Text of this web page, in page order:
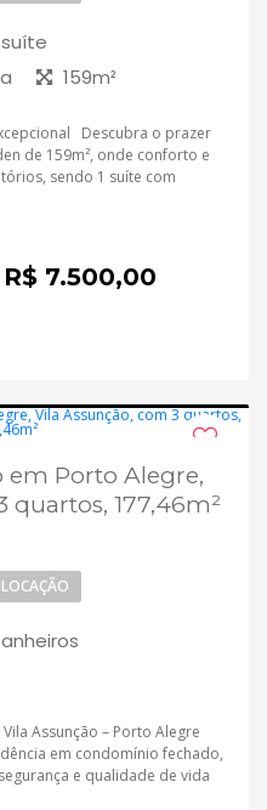
159m²
Descubra o prazer
de 159m², onde conforto e
sendo 1 suíte com
7.500,00
Desocupado
Porto Alegre,
quartos, 177,46m²
Assunção – Porto Alegre
em condomínio fechado,
e qualidade de vida